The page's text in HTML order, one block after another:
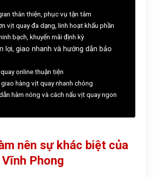
thân thiện, phục vụ tận tâm
vịt quay đa dạng, linh hoạt khẩu phần
bạch, khuyến mãi định kỳ
lợi, giao nhanh và hướng dẫn bảo
online thuận tiện
hàng vịt quay nhanh chóng
hâm nóng và cách nấu vịt quay ngon
nên sự khác biệt của
Phong